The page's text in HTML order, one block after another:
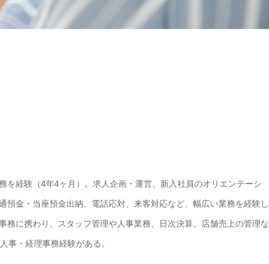
を経験（4年4ヶ月）。求人企画・運営、新入社員のオリエンテーシ
預金・当座預金出納、電話応対、来客対応など、幅広い業務を経験し
務に携わり、スタッフ管理や人事業務、日次決算、店舗売上の管理な
事・経理事務経験がある。